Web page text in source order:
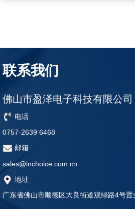
联系我们
佛山市盈泽电子科技有限公司
电话
0757-2639 6468
邮箱
sales@inchoice.com.cn
地址
广东省佛山市顺德区大良街道观绿路4号